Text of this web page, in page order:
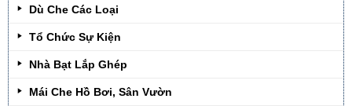
Dù Che Các Loại
Tổ Chức Sự Kiện
Nhà Bạt Lắp Ghép
Mái Che Hồ Bơi, Sân Vườn